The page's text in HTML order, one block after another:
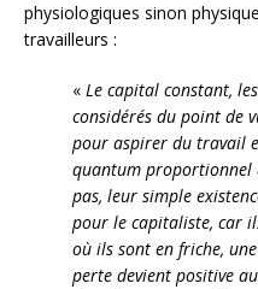
physiologiques sinon
travailleurs :
« Le capital constant,
considérés du point de
pour aspirer du travail
quantum proportionnel
pas, leur simple
pour le capitaliste, car
où ils sont en friche,
perte devient positive